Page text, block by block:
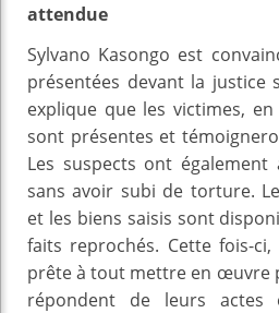
attendue
Sylvano Kasongo est
présentées devant la justice
explique que les victimes,
sont présentes et
Les suspects ont
sans avoir subi de torture.
et les biens saisis sont
faits reprochés. Cette fois-
prête à tout mettre en œuvre
répondent de leurs